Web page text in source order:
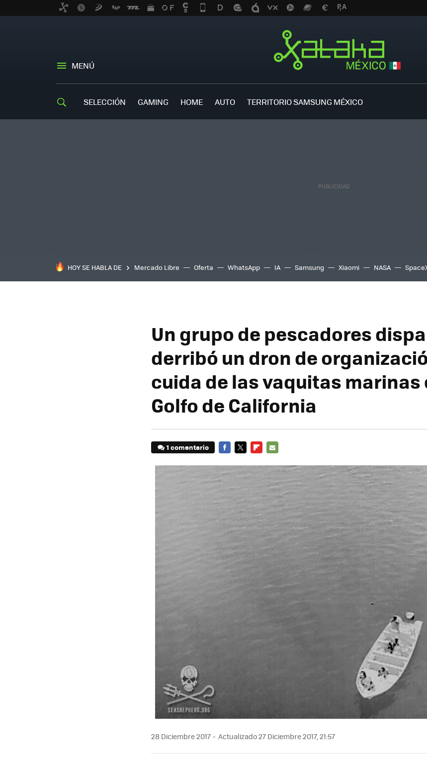
MENÚ
SELECCIÓN GAMING HOME AUTO TERRITORIO SAMSUNG MÉXICO
HOY SE HABLA DE Mercado Libre Oferta WhatsApp IA Samsung Xiaomi NASA
Un grupo de pescadores
derribó un dron de
cuida de las vaquitas marinas
Golfo de California
1 comentario
MAIL
28 Diciembre 2017 Actualizado 27 Diciembre 2017, 21:57